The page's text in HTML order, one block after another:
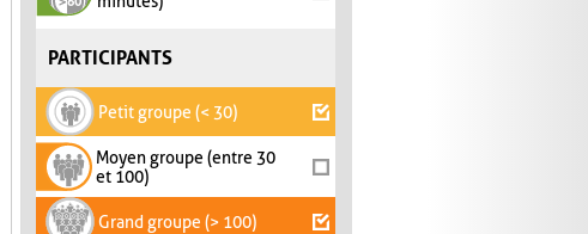
PARTICIPANTS
Petit groupe (< 30)
Moyen groupe (entre 30
et 100)
Grand groupe (> 100)